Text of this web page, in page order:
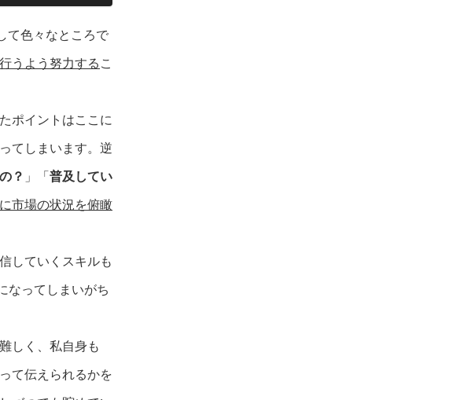
て色々なところで
うよう努力するこ
ポイントはここに
てしまいます。逆
？ 」「普及してい
市場の状況を俯瞰
していくスキルも
なってしまいがち
しく、私自身も
て伝えられるかを